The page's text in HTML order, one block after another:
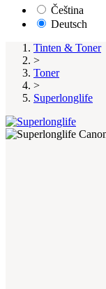
Čeština
Deutsch
Tinten & Toner
>
Toner
>
Superlonglife